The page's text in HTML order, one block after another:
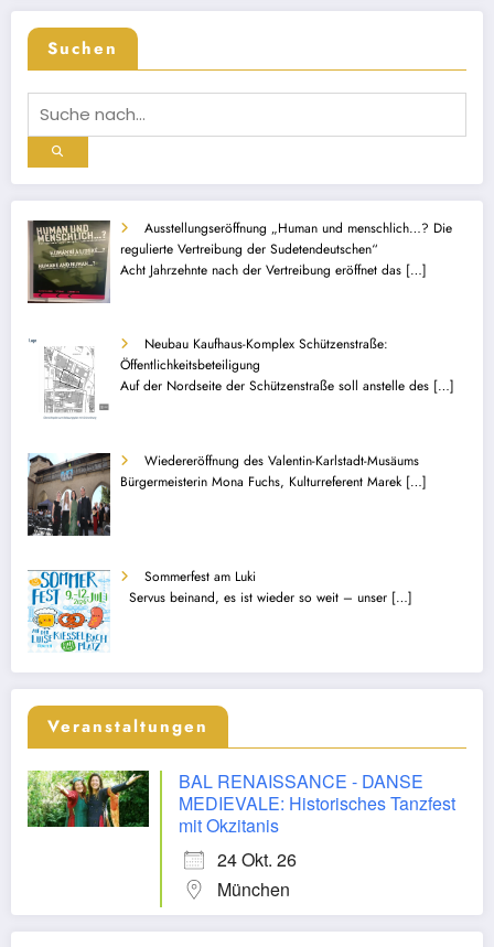
Suchen
Ausstellungseröffnung „Human und menschlich…? Die
regulierte Vertreibung der Sudetendeutschen“
Acht Jahrzehnte nach der Vertreibung eröffnet das […]
Neubau Kaufhaus-Komplex Schützenstraße:
Öffentlichkeitsbeteiligung
Auf der Nordseite der Schützenstraße soll anstelle des […]
Wiedereröffnung des Valentin-Karlstadt-Musäums
Bürgermeisterin Mona Fuchs, Kulturreferent Marek […]
Sommerfest am Luki
Servus beinand, es ist wieder so weit – unser […]
Veranstaltungen
BAL RENAISSANCE - DANSE
MEDIEVALE: Historisches Tanzfest
mit Okzitanis
24 Okt. 26
München